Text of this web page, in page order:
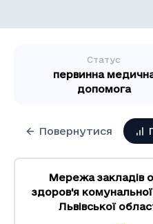
Статус
первинна
допомога
Повернутися
Мережа закладів
здоров'я комунальної
Львівської